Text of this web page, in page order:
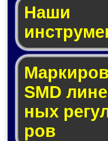
Наши
SMD
ных
ров